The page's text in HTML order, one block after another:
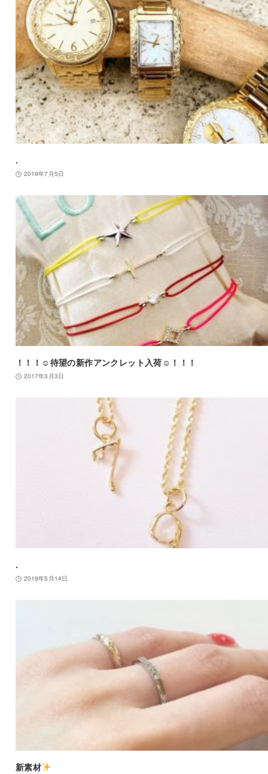
.
2019年7月5日
！！！☺待望の新作アンクレット入荷☺！！！
2017年3月3日
.
2019年5月14日
新素材